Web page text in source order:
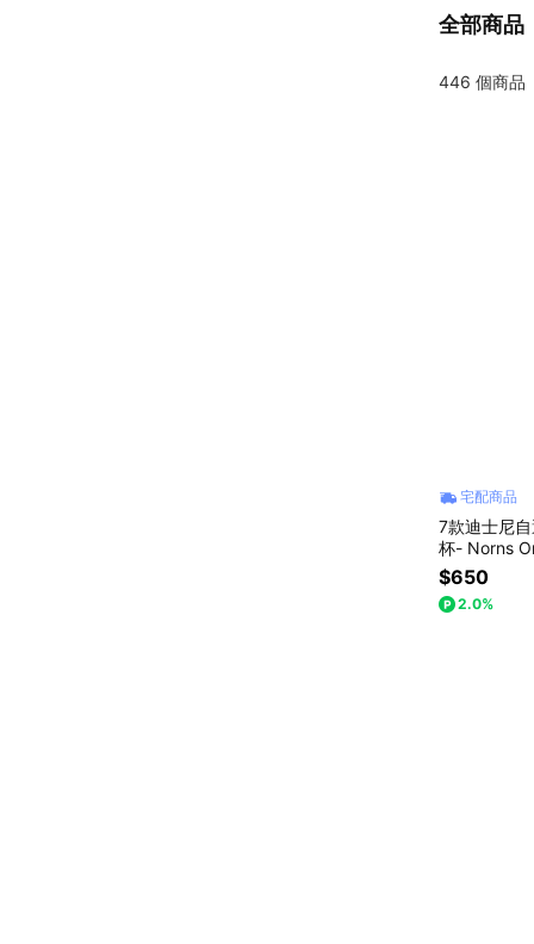
全部商品
446 個商品
宅配商品
7款迪士尼
杯- Norns
熊維尼 三眼
愛麗絲
$650
2.0%